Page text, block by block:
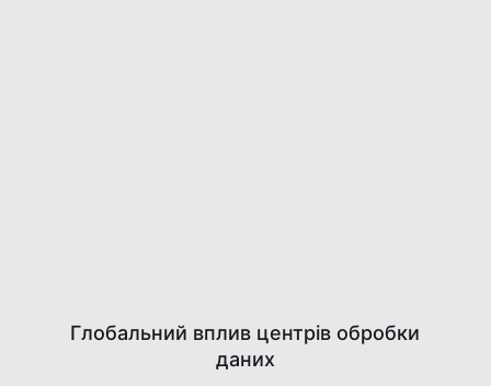
Глобальний вплив центрів обробки
даних